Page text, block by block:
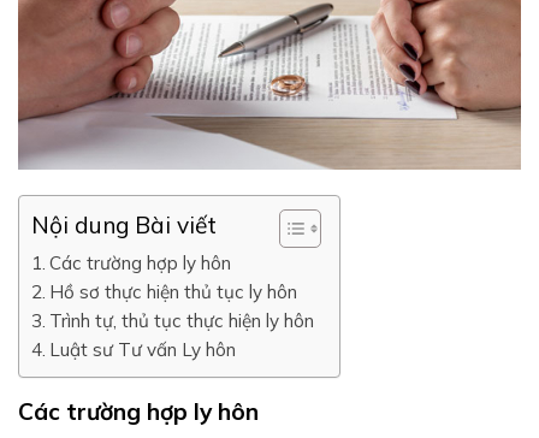
Nội dung Bài viết
Các trường hợp ly hôn
Hồ sơ thực hiện thủ tục ly hôn
Trình tự, thủ tục thực hiện ly hôn
Luật sư Tư vấn Ly hôn
Các trường hợp ly hôn